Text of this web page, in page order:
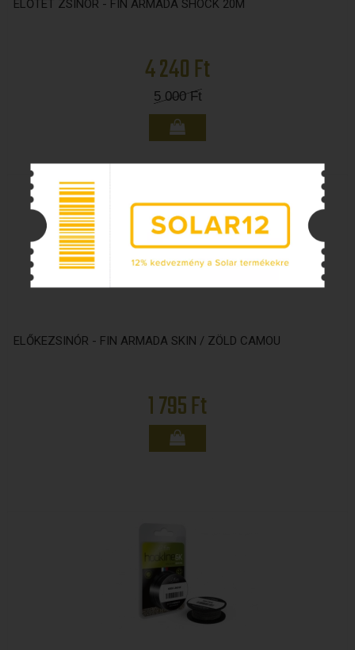
ELŐTÉT ZSINÓR - FIN ARMADA SHOCK 20M
4 240 Ft
5 000Ft
ELŐKEZSINÓR - FIN ARMADA SKIN / ZÖLD CAMOU
1 795 Ft